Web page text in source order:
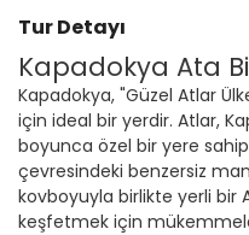
Tur Detayı
Kapadokya Ata
Kapadokya, "Güzel Atlar
için ideal bir yerdir. Atlar,
boyunca özel bir yere
çevresindeki benzersiz
kovboyuyla birlikte yerli bir
keşfetmek için